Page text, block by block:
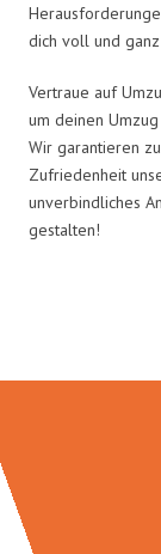
dich voll und
Vertraue auf
um deinen
Wir garantieren
Zufriedenheit
unverbindliches
gestalten!